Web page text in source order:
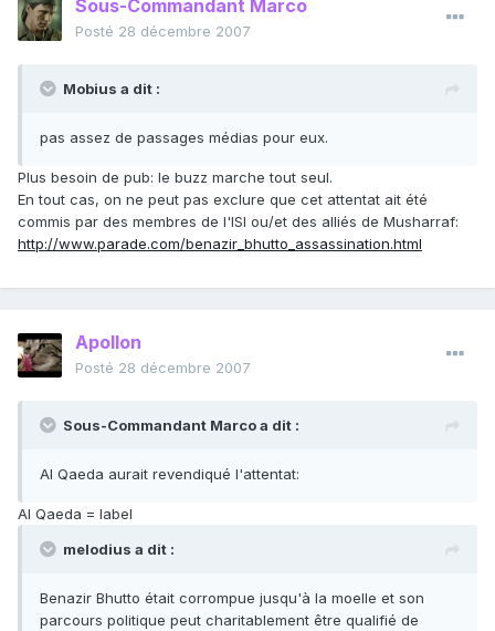
Sous-Commandant Marco
Posté 28 décembre 2007
Mobius a dit :
pas assez de passages médias pour eux.
Plus besoin de pub: le buzz marche tout seul.
En tout cas, on ne peut pas exclure que cet attentat ait été
commis par des membres de l'ISI ou/et des alliés de Musharraf:
http://www.parade.com/benazir_bhutto_assassination.html
Apollon
Posté 28 décembre 2007
Sous-Commandant Marco a dit :
Al Qaeda aurait revendiqué l'attentat:
Al Qaeda = label
melodius a dit :
Benazir Bhutto était corrompue jusqu'à la moelle et son
parcours politique peut charitablement être qualifié de